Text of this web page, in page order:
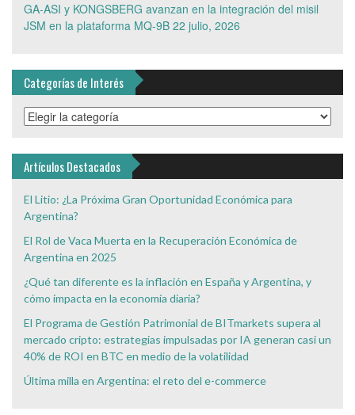
GA-ASI y KONGSBERG avanzan en la integración del misil
JSM en la plataforma MQ-9B 22 julio, 2026
Categorías de Interés
Categorías
de
Artículos Destacados
El Litio: ¿La Próxima Gran Oportunidad Económica para
Argentina?
El Rol de Vaca Muerta en la Recuperación Económica de
Argentina en 2025
¿Qué tan diferente es la inflación en España y Argentina, y
cómo impacta en la economía diaria?
El Programa de Gestión Patrimonial de BITmarkets supera al
mercado cripto: estrategias impulsadas por IA generan casi un
40% de ROI en BTC en medio de la volatilidad
Última milla en Argentina: el reto del e-commerce